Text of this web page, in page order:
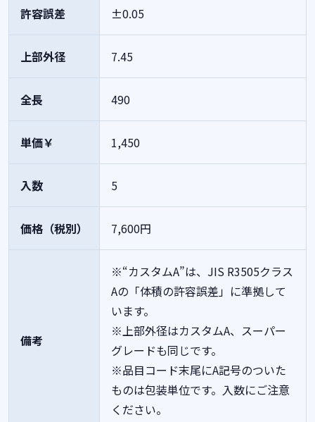
許容誤差 ±0.05
上部外径 7.45
全長 490
単価￥ 1,450
入数 5
価格（税別） 7,600円
備考
※“カスタムA”は、JIS R3505クラス
Aの「体積の許容誤差」に準拠して
います。
※上部外径はカスタムA、スーパー
グレードも同じです。
※品目コード末尾にA記号のついた
ものは包装単位です。入数にご注意
ください。